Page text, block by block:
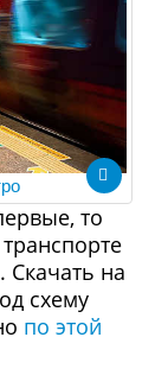
то
Скачать на
схему
по этой